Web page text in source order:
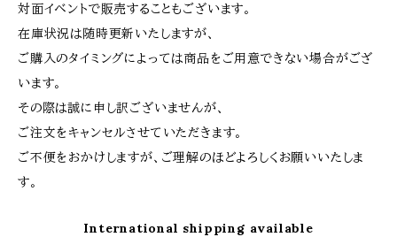
対面イベントで販売することもございます。
在庫状況は随時更新いたしますが、
ご購入のタイミングによっては商品をご用意できない場合がござ
います。
その際は誠に申し訳ございませんが、
ご注文をキャンセルさせていただきます。
ご不便をおかけしますが、ご理解のほどよろしくお願いいたしま
す。
International shipping available